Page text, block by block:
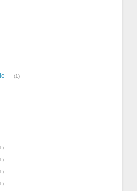
1
1
1
1
1